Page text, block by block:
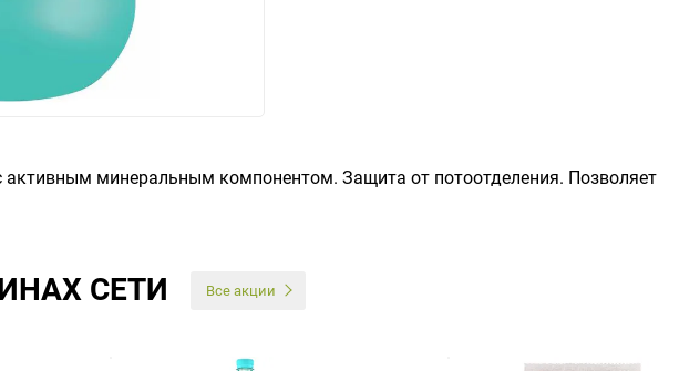
активным минеральным компонентом. Защита от потоотделения. Позволяет
СЕТИ Все акции